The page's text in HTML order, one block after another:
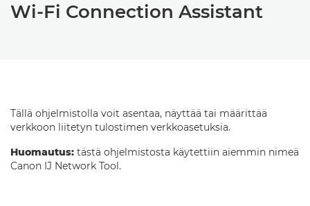
Wi-Fi Connection Assistant
Tällä ohjelmistolla voit asentaa, näyttää tai määrittää
verkkoon liitetyn tulostimen verkkoasetuksia.
Huomautus: tästä ohjelmistosta käytettiin aiemmin nimeä
Canon IJ Network Tool.